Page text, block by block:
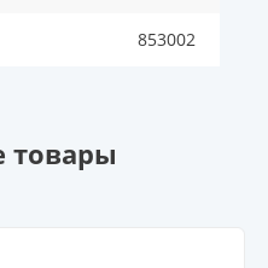
853002
товары